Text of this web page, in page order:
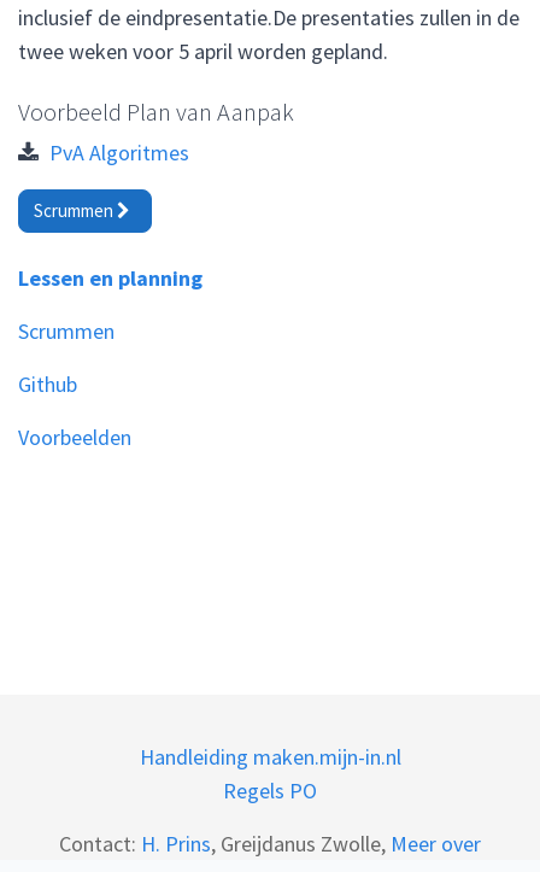
Lessen en planning
Scrummen
Github
Voorbeelden
inclusief de eindpresentatie.De presentaties zullen in de
twee weken voor 5 april worden gepland.
Voorbeeld Plan van Aanpak
PvA Algoritmes
Scrummen
Handleiding maken.mijn-in.nl
Regels PO
Contact: H. Prins, Greijdanus Zwolle, Meer over